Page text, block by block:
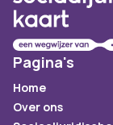
Pagina's
Home
Over ons